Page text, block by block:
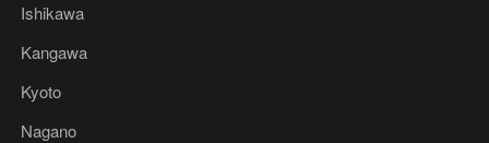
Ishikawa
Kangawa
Kyoto
Nagano